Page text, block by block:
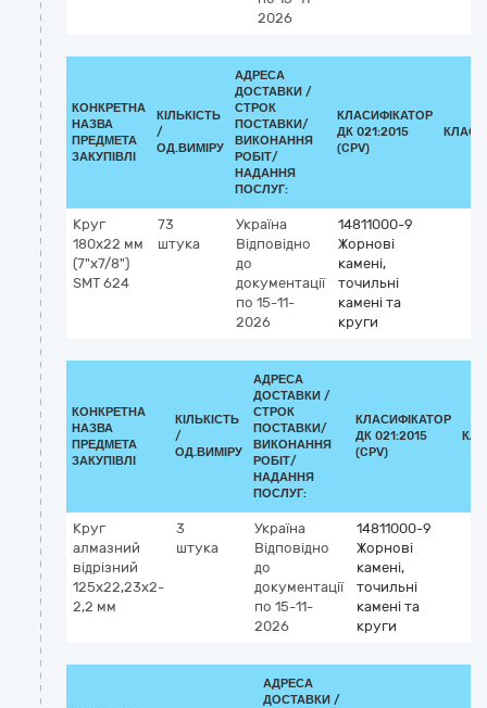
2026
КОНКРЕТНА
НАЗВА
ПРЕДМЕТА
ЗАКУПІВЛІ
КІЛЬКІСТЬ
/
ОД.ВИМІРУ
АДРЕСА
ДОСТАВКИ /
СТРОК
ПОСТАВКИ/
ВИКОНАННЯ
РОБІТ/
НАДАННЯ
ПОСЛУГ:
КЛАСИФІКАТОР
ДК 021:2015
(CPV)
Круг
180х22 мм
(7"х7/8")
SMT 624
73
штука
Україна
Відповідно
до
документації
по 15-11-
2026
14811000-9
Жорнові
камені,
точильні
камені та
круги
КОНКРЕТНА
НАЗВА
ПРЕДМЕТА
ЗАКУПІВЛІ
КІЛЬКІСТЬ
/
ОД.ВИМІРУ
АДРЕСА
ДОСТАВКИ /
СТРОК
ПОСТАВКИ/
ВИКОНАННЯ
РОБІТ/
НАДАННЯ
ПОСЛУГ:
КЛАСИФІКАТОР
ДК 021:2015
(CPV)
Круг
алмазний
відрізний
125х22,23х2-
2,2 мм
3
штука
Україна
Відповідно
до
документації
по 15-11-
2026
14811000-9
Жорнові
камені,
точильні
камені та
круги
АДРЕСА
ДОСТАВКИ /